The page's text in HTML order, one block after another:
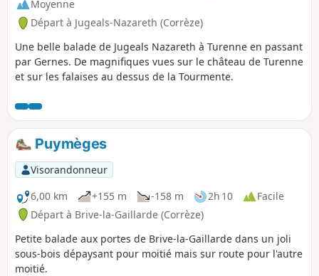
Moyenne
Départ à Jugeals-Nazareth (Corrèze)
Une belle balade de Jugeals Nazareth à Turenne en passant
par Gernes. De magnifiques vues sur le château de Turenne
et sur les falaises au dessus de la Tourmente.
Puymèges
Visorandonneur
6,00 km
+155 m -158 m 2h 10
Facile
Départ à Brive-la-Gaillarde (Corrèze)
Petite balade aux portes de Brive-la-Gaillarde dans un joli
sous-bois dépaysant pour moitié mais sur route pour l'autre
moitié.